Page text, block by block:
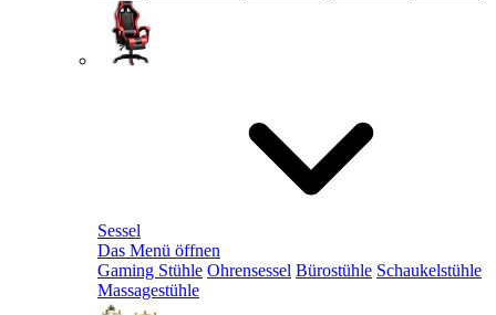
Sessel
Das Menü öffnen
Gaming Stühle Ohrensessel Bürostühle Schaukelstühle
Massagestühle